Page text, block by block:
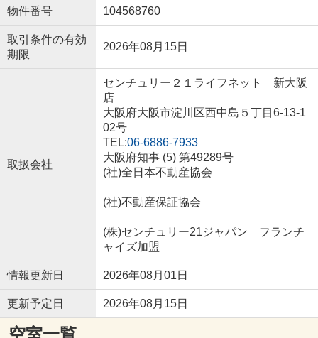
物件番号 104568760
取引条件の有効
期限
2026年08月15日
取扱会社
センチュリー２１ライフネット 新大阪
店
大阪府大阪市淀川区西中島５丁目6-13-1
02号
TEL:06-6886-7933
大阪府知事 (5) 第49289号
(社)全日本不動産協会
(社)不動産保証協会
(株)センチュリー21ジャパン フランチ
ャイズ加盟
情報更新日 2026年08月01日
更新予定日 2026年08月15日
空室一覧